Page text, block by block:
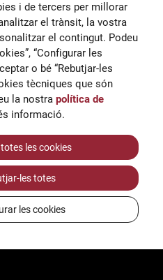
de Privacitat
i de tercers per millorar
el trànsit, la vostra
el contingut. Podeu
“Configurar les
o bé “Rebutjar-les
tècniques que són
la nostra política de
informació.
les cookies
les totes
les cookies